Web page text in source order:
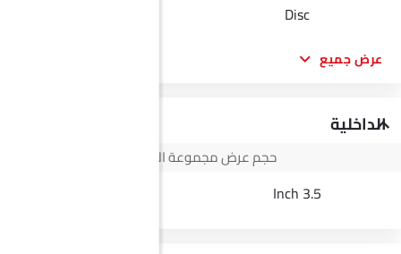
Disc
عرض جميع
الداخلية
حجم عرض مجموعة الأجهزة
3.5 Inch